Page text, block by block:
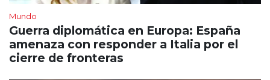
Mundo
Guerra diplomática en Europa: España
amenaza con responder a Italia por el
cierre de fronteras